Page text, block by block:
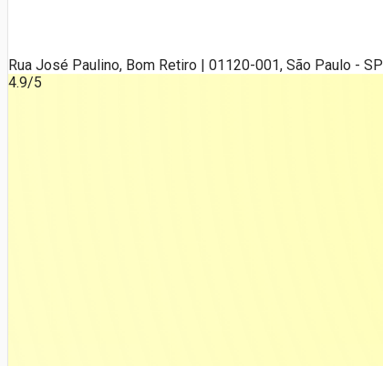
Rua José Paulino, Bom Retiro | 01120-001, São Paulo - SP
4.9/5